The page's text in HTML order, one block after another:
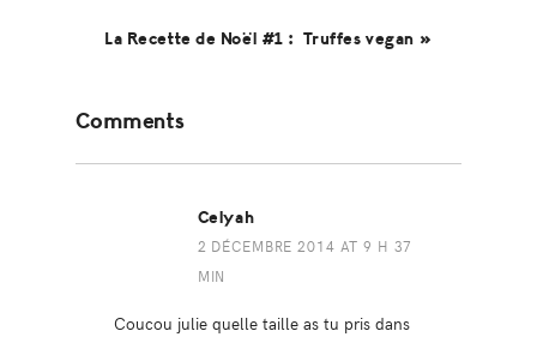
La Recette de Noël #1 : Truffes vegan »
Interactions
Comments
Celyah
2 DÉCEMBRE 2014 AT 9 H 37
MIN
Coucou julie quelle taille as tu pris dans